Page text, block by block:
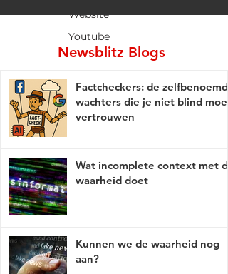
Website
Youtube
Newsblitz Blogs
Factcheckers: de zelfbenoemde
wachters die je niet blind moet
vertrouwen
Wat incomplete context met de
waarheid doet
Kunnen we de waarheid nog
aan?